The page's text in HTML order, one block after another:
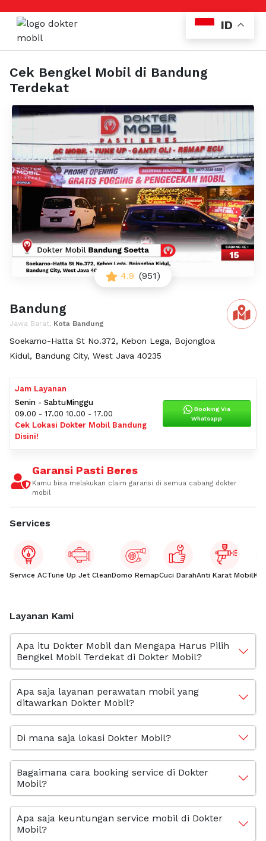
Cek Bengkel Mobil di Bandung
Terdekat
4.9 (951)
Bandung
Jawa Barat, Kota Bandung
Soekarno-Hatta St No.372, Kebon Lega, Bojongloa
Kidul, Bandung City, West Java 40235
Jam Layanan
Senin - Sabtu
09.00 - 17.00
Minggu
10.00 - 17.00
Cek Lokasi Dokter Mobil Bandung
Disini!
Booking Via
Whatsapp
Garansi Pasti Beres
Kamu bisa melakukan claim garansi di semua cabang dokter
mobil
Services
Service ACTune Up Jet CleanDomo RemapCuci DarahAnti Karat Mobil
Layanan Kami
Apa itu Dokter Mobil dan Mengapa Harus Pilih
Bengkel Mobil Terdekat di Dokter Mobil?
Apa saja layanan perawatan mobil yang
ditawarkan Dokter Mobil?
Di mana saja lokasi Dokter Mobil?
Bagaimana cara booking service di Dokter
Mobil?
Apa saja keuntungan service mobil di Dokter
Mobil?
ID